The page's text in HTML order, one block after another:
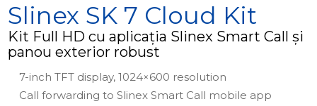
Slinex SK 7 Cloud Kit
Kit Full HD cu aplicația Slinex Smart Call și
panou exterior robust
7-inch TFT display, 1024×600 resolution
Call forwarding to Slinex Smart Call mobile app